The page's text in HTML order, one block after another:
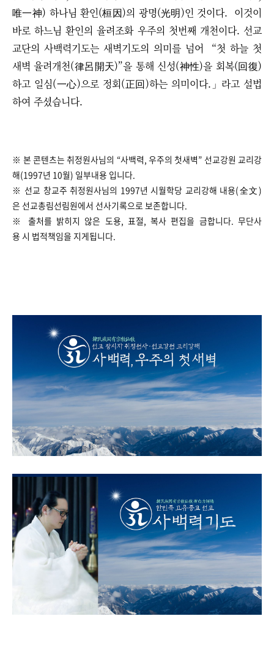
唯一神) 하나님 환인(桓因)의 광명(光明)인 것이다. 이것이
바로 하느님 환인의 율려조화 우주의 첫번째 개천이다. 선교
교단의 사백력기도는 새벽기도의 의미를 넘어 “첫 하늘 첫
새벽 율려개천(律呂開天)”을 통해 신성(神性)을 회복(回復)
하고 일심(一心)으로 정회(正回)하는 의미이다.」라고 설법
하여 주셨습니다.
※ 본 콘텐츠는 취정원사님의 “사백력, 우주의 첫새벽” 선교강원 교리강
해(1997년 10월) 일부내용 입니다.
※ 선교 창교주 취정원사님의 1997년 시월학당 교리강해 내용(全文)
은 선교총림선림원에서 선사기록으로 보존합니다.
※ 출처를 밝히지 않은 도용, 표절, 복사 편집을 금합니다. 무단사
용 시 법적책임을 지게됩니다.